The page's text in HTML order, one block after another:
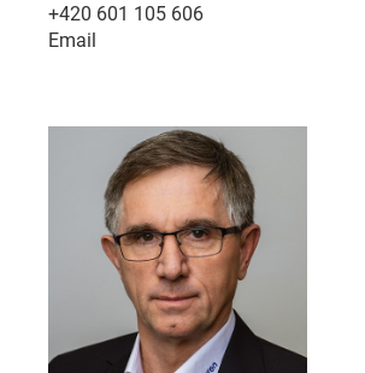
+420 601 105 606
Email
Služba
Externí obsah je zde
poskytovatelé.